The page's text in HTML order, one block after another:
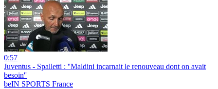
0:57
Juventus - Spalletti : ''Maldini incarnait le renouveau dont on avait
besoin''
beIN SPORTS France